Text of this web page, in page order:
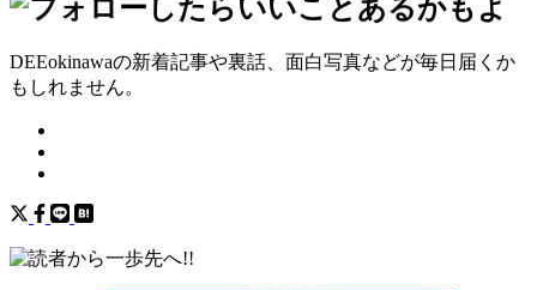
DEEokinawaの新着記事や裏話、面白写真などが毎日届くか
もしれません。